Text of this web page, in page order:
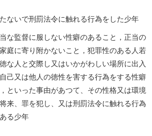
ないで刑罰法令に触れる行為をした少年
な監督に服しない性癖のあること，正当の
庭に寄り附かないこと，犯罪性のある人若
な人と交際し又はいかがわしい場所に出入
己又は他人の徳性を害する行為をする性癖
といった事由があつて、その性格又は環境
来、罪を犯し、又は刑罰法令に触れる行為
る少年